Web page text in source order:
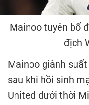
Mainoo tuyên bố
địch
Mainoo giành
sau khi hồi sinh
United dưới thời